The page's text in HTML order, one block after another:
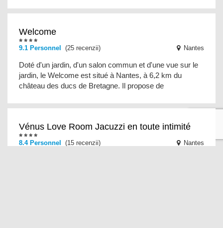
Welcome
9.1 Personnel (25 recenzii) Nantes
Doté d'un jardin, d'un salon commun et d'une vue sur le
jardin, le Welcome est situé à Nantes, à 6,2 km du
château des ducs de Bretagne. Il propose de
Vénus Love Room Jacuzzi en toute intimité
8.4 Personnel (15 recenzii) Nantes